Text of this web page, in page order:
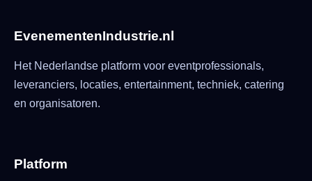
EvenementenIndustrie.nl
Het Nederlandse platform voor eventprofessionals,
leveranciers, locaties, entertainment, techniek, catering
en organisatoren.
Platform